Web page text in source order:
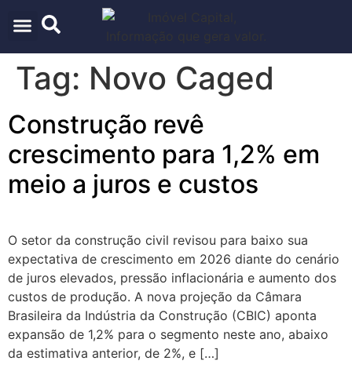
Tag: Novo Caged
Construção revê
crescimento para 1,2% em
meio a juros e custos
O setor da construção civil revisou para baixo sua
expectativa de crescimento em 2026 diante do cenário
de juros elevados, pressão inflacionária e aumento dos
custos de produção. A nova projeção da Câmara
Brasileira da Indústria da Construção (CBIC) aponta
expansão de 1,2% para o segmento neste ano, abaixo
da estimativa anterior, de 2%, e […]